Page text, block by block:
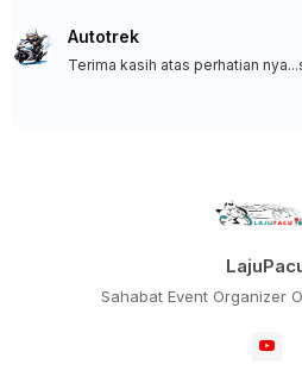
Autotrek
Terima kasih atas perhatian
Sahabat Event Organizer